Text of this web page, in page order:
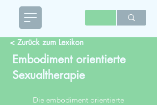
< Zurück zum Lexikon
Embodiment orientierte
Sexualtherapie
Die embodiment orientierte